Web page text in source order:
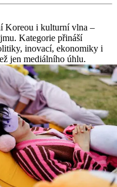
Koreou i kulturní vlna –
Kategorie přináší
inovací, ekonomiky i
jen mediálního úhlu.